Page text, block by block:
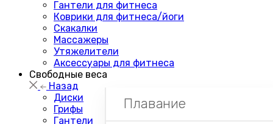
Гантели для фитнеса
Коврики для фитнеса/йоги
Скакалки
Массажеры
Утяжелители
Аксессуары для фитнеса
Свободные веса
Назад
Диски
Грифы
Гантели
Плавание